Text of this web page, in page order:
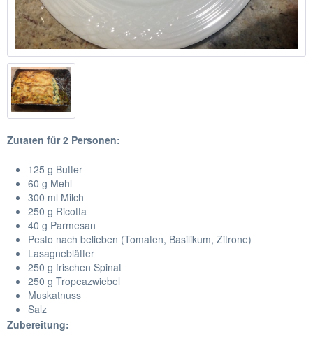
Zutaten für 2 Personen:
125 g Butter
60 g Mehl
300 ml Milch
250 g Ricotta
40 g Parmesan
Pesto nach belieben (Tomaten, Basilikum, Zitrone)
Lasagneblätter
250 g frischen Spinat
250 g Tropeazwiebel
Muskatnuss
Salz
Zubereitung: